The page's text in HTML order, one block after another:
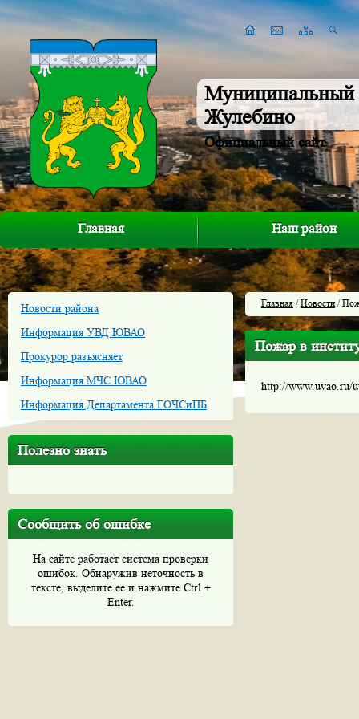
Муниципальный
Жулебино
Официальный сайт
Главная Наш район
Новости района
Информация УВД ЮВАО
Прокурор разъясняет
Информация МЧС ЮВАО
Информация Департамента ГОЧСиПБ
Полезно знать
Сообщить об ошибке
На сайте работает система проверки
ошибок. Обнаружив неточность в
тексте, выделите ее и нажмите Ctrl +
Enter.
Главная /Новости/
Пожар в
http://www.uvao.ru/